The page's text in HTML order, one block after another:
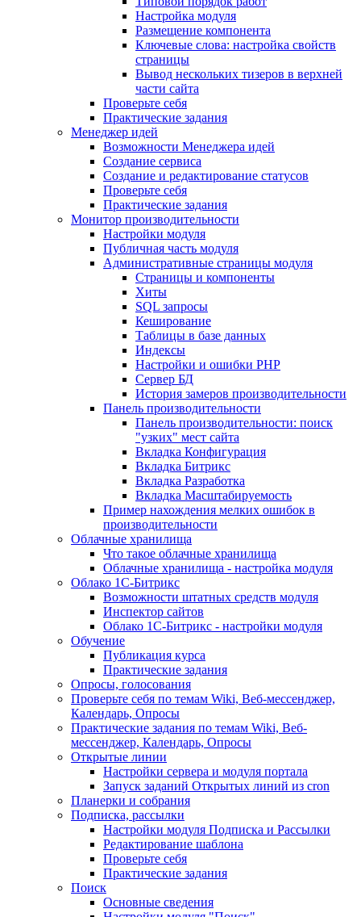
Настройка модуля
Размещение компонента
Ключевые слова: настройка свойств
страницы
Вывод нескольких тизеров в верхней
части сайта
Проверьте себя
Практические задания
Менеджер идей
Возможности Менеджера идей
Создание сервиса
Создание и редактирование статусов
Проверьте себя
Практические задания
Монитор производительности
Настройки модуля
Публичная часть модуля
Административные страницы модуля
Страницы и компоненты
Хиты
SQL запросы
Кеширование
Таблицы в базе данных
Индексы
Настройки и ошибки PHP
Сервер БД
История замеров производительности
Панель производительности
Панель производительности: поиск
"узких" мест сайта
Вкладка Конфигурация
Вкладка Битрикс
Вкладка Разработка
Вкладка Масштабируемость
Пример нахождения мелких ошибок в
производительности
Облачные хранилища
Что такое облачные хранилища
Облачные хранилища - настройка модуля
Облако 1С-Битрикс
Возможности штатных средств модуля
Инспектор сайтов
Облако 1С-Битрикс - настройки модуля
Обучение
Публикация курса
Практические задания
Опросы, голосования
Проверьте себя по темам Wiki, Веб-мессенджер,
Календарь, Опросы
Практические задания по темам Wiki, Веб-
мессенджер, Календарь, Опросы
Открытые линии
Настройки сервера и модуля портала
Запуск заданий Открытых линий из cron
Планерки и собрания
Подписка, рассылки
Настройки модуля Подписка и Рассылки
Редактирование шаблона
Проверьте себя
Практические задания
Поиск
Основные сведения